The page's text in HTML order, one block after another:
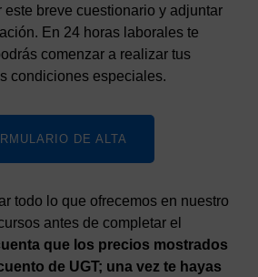
este breve cuestionario y adjuntar
En 24 horas laborales te
comenzar a realizar tus
condiciones especiales.
DE ALTA
todo lo que ofrecemos en nuestro
antes de completar el
que los precios mostrados
de UGT; una vez te hayas